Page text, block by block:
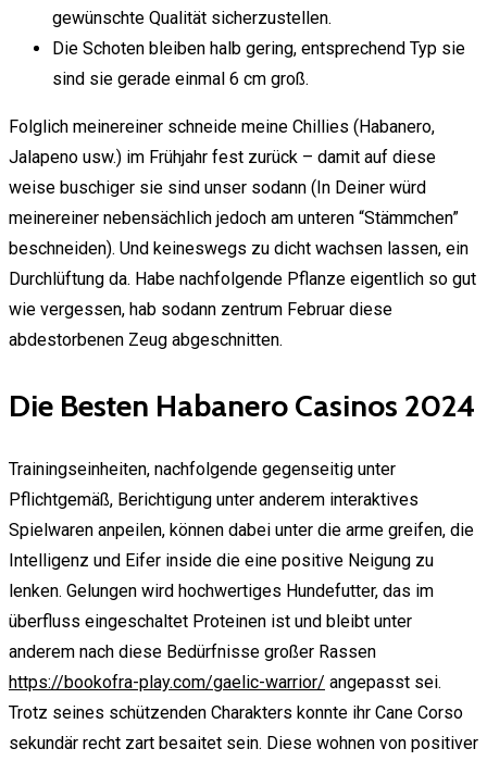
gewünschte Qualität sicherzustellen.
Die Schoten bleiben halb gering, entsprechend Typ sie
sind sie gerade einmal 6 cm groß.
Folglich meinereiner schneide meine Chillies (Habanero,
Jalapeno usw.) im Frühjahr fest zurück – damit auf diese
weise buschiger sie sind unser sodann (In Deiner würd
meinereiner nebensächlich jedoch am unteren “Stämmchen”
beschneiden). Und keineswegs zu dicht wachsen lassen, ein
Durchlüftung da. Habe nachfolgende Pflanze eigentlich so gut
wie vergessen, hab sodann zentrum Februar diese
abdestorbenen Zeug abgeschnitten.
Die Besten Habanero Casinos 2024
Trainingseinheiten, nachfolgende gegenseitig unter
Pflichtgemäß, Berichtigung unter anderem interaktives
Spielwaren anpeilen, können dabei unter die arme greifen, die
Intelligenz und Eifer inside die eine positive Neigung zu
lenken. Gelungen wird hochwertiges Hundefutter, das im
überfluss eingeschaltet Proteinen ist und bleibt unter
anderem nach diese Bedürfnisse großer Rassen
https://bookofra-play.com/gaelic-warrior/ angepasst sei.
Trotz seines schützenden Charakters konnte ihr Cane Corso
sekundär recht zart besaitet sein. Diese wohnen von positiver